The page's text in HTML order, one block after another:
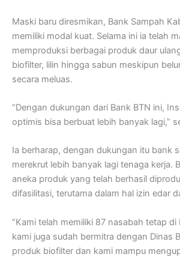
Maski baru diresmikan, Bank Sampah
memiliki modal kuat. Selama ini ia telah
memproduksi berbagai produk daur
biofilter, lilin hingga sabun meskipun
secara meluas.
“Dengan dukungan dari Bank BTN ini,
optimis bisa berbuat lebih banyak lagi,”
Ia berharap, dengan dukungan itu bank
merekrut lebih banyak lagi tenaga kerja.
aneka produk yang telah berhasil
difasilitasi, terutama dalam hal izin edar
“Kami telah memiliki 87 nasabah tetap
kami juga sudah bermitra dengan Dinas
produk biofilter dan kami mampu